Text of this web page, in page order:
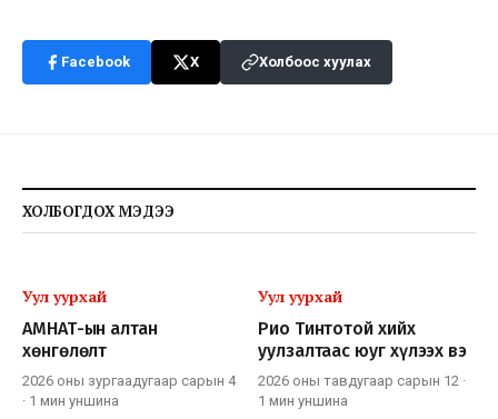
Facebook X Холбоос хуулах
ХОЛБОГДОХ МЭДЭЭ
Уул уурхай
АМНАТ-ын алтан
хөнгөлөлт
2026 оны зургаадугаар сарын 4
· 1 мин уншина
Уул уурхай
Рио Тинтотой хийх
уулзалтаас юуг хүлээх вэ
2026 оны тавдугаар сарын 12 ·
1 мин уншина